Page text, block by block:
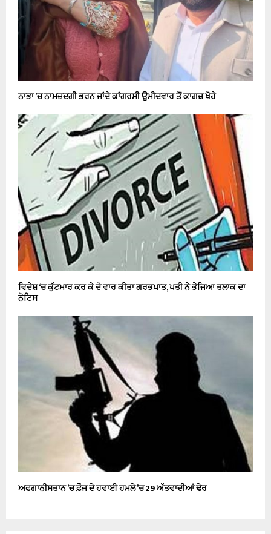
ਨਾਭਾ ’ਚ ਨਾਮਜ਼ਦਗੀ ਭਰਨ ਜਾਂਦੇ ਕਾਂਗਰਸੀ ਉਮੀਦਵਾਰ ਤੋਂ ਕਾਗਜ਼ ਖੋਹੇ
ਵਿਦੇਸ਼ ‘ਚ ਕੁੱਟਮਾਰ ਕਰ ਕੇ ਦੋ ਵਾਰ ਕੀਤਾ ਗਰਭਪਾਤ, ਪਤੀ ਨੇ ਭੇਜਿਆ ਤਲਾਕ ਦਾ
ਨੋਟਿਸ
ਅਫਗਾਨੀਸਤਾਨ ’ਚ ਫ਼ੌਜ ਦੇ ਹਵਾਈ ਹਮਲੇ ’ਚ 29 ਅੱਤਵਾਦੀਆਂ ਢੇਰ